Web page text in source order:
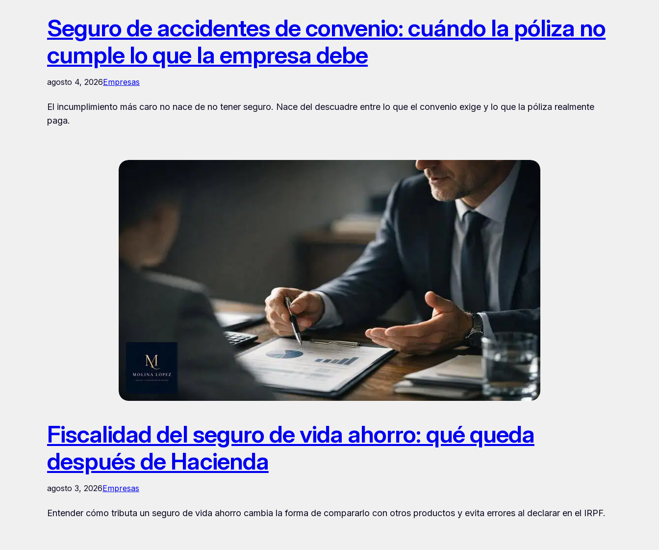
Seguro de accidentes de convenio: cuándo la póliza no
cumple lo que la empresa debe
agosto 4, 2026Empresas
El incumplimiento más caro no nace de no tener seguro. Nace del descuadre entre lo que el convenio exige y lo que la póliza realmente
paga.
Fiscalidad del seguro de vida ahorro: qué queda
después de Hacienda
agosto 3, 2026Empresas
Entender cómo tributa un seguro de vida ahorro cambia la forma de compararlo con otros productos y evita errores al declarar en el IRPF.